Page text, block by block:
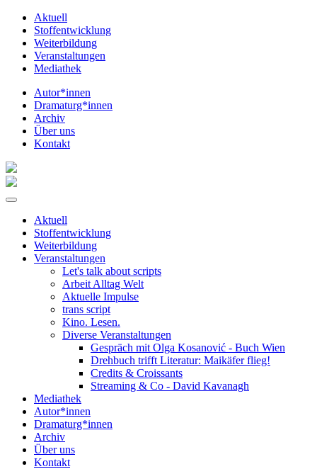
Aktuell
Stoffentwicklung
Weiterbildung
Veranstaltungen
Mediathek
Autor*innen
Dramaturg*innen
Archiv
Über uns
Kontakt
Aktuell
Stoffentwicklung
Weiterbildung
Veranstaltungen
Let's talk about scripts
Arbeit Alltag Welt
Aktuelle Impulse
trans script
Kino. Lesen.
Diverse Veranstaltungen
Gespräch mit Olga Kosanović - Buch Wien
Drehbuch trifft Literatur: Maikäfer flieg!
Credits & Croissants
Streaming & Co - David Kavanagh
Mediathek
Autor*innen
Dramaturg*innen
Archiv
Über uns
Kontakt